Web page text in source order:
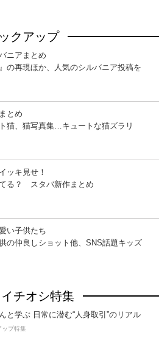
クアップ
ニアまとめ
』の再現ほか、人気のシルバニア投稿を
とめ
猫、猫写真集…キュートな猫ズラリ
ッキ見せ！
る？ スタバ新作まとめ
い子供たち
の仲良しショット他、SNS話題キッズ
チオシ特集
と学ぶ 日常に潜む“人身取引”のリアル
ップ特集